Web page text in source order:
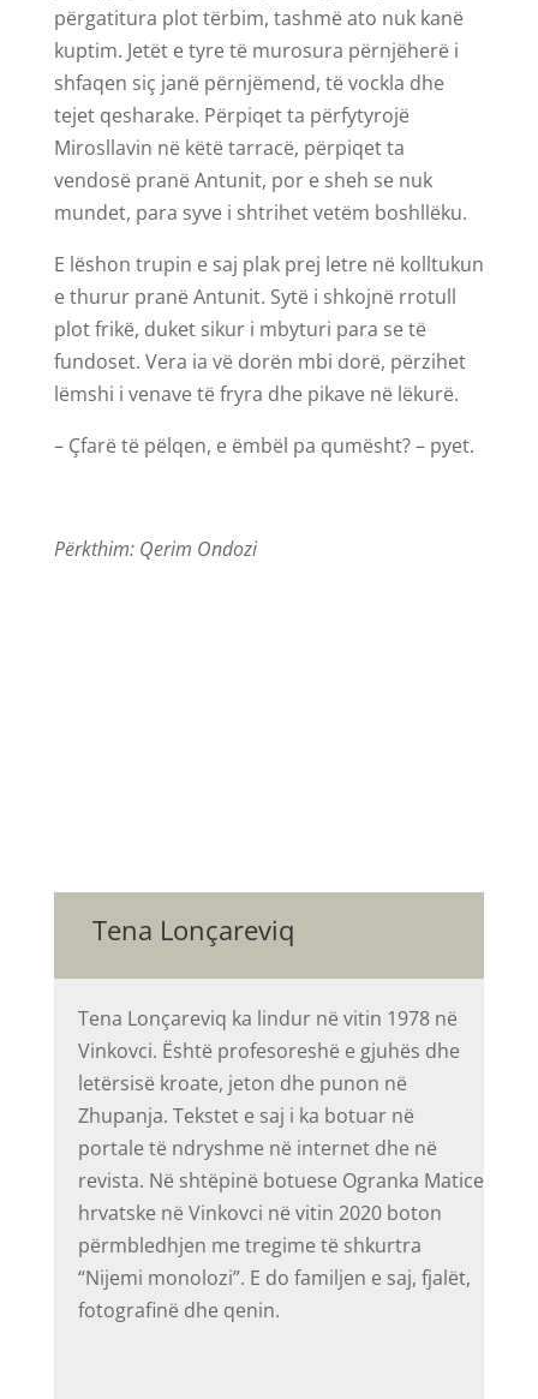
përgatitura plot tërbim, tashmë ato nuk kanë
kuptim. Jetët e tyre të murosura përnjëherë i
shfaqen siç janë përnjëmend, të vockla dhe
tejet qesharake. Përpiqet ta përfytyrojë
Mirosllavin në këtë tarracë, përpiqet ta
vendosë pranë Antunit, por e sheh se nuk
mundet, para syve i shtrihet vetëm boshllëku.
E lëshon trupin e saj plak prej letre në kolltukun
e thurur pranë Antunit. Sytë i shkojnë rrotull
plot frikë, duket sikur i mbyturi para se të
fundoset. Vera ia vë dorën mbi dorë, përzihet
lëmshi i venave të fryra dhe pikave në lëkurë.
– Çfarë të pëlqen, e ëmbël pa qumësht? – pyet.
Përkthim: Qerim Ondozi
Tena Lonçareviq
Tena Lonçareviq ka lindur në vitin 1978 në
Vinkovci. Është profesoreshë e gjuhës dhe
letërsisë kroate, jeton dhe punon në
Zhupanja. Tekstet e saj i ka botuar në
portale të ndryshme në internet dhe në
revista. Në shtëpinë botuese Ogranka Matice
hrvatske në Vinkovci në vitin 2020 boton
përmbledhjen me tregime të shkurtra
“Nijemi monolozi”. E do familjen e saj, fjalët,
fotografinë dhe qenin.